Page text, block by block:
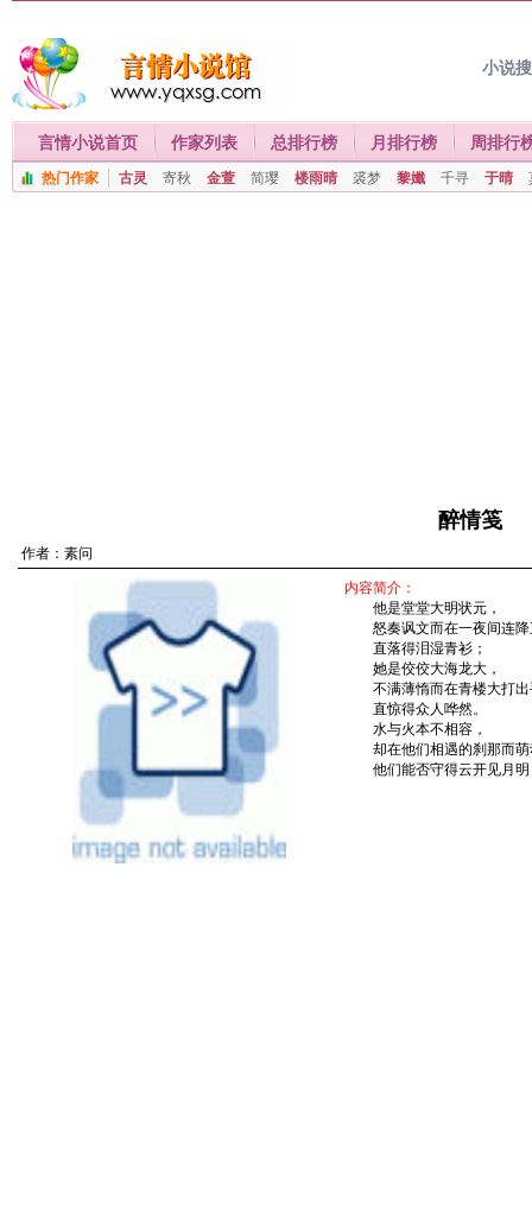
小说
言情小说首页 作家列表 总排行榜 月排行榜 周排行
热门作家 古灵 寄秋 金萱 简璎 楼雨晴 裘梦 黎孅 千寻 于晴
醉情笺
作者： 素问
内容简介：
他是堂堂大明状元，
怒奏讽文而在一夜间连降
直落得泪湿青衫；
她是佼佼大海龙大，
不满薄惰而在青楼大打出
直惊得众人哗然。
水与火本不相容，
却在他们相遇的刹那而萌
他们能否守得云开见月明